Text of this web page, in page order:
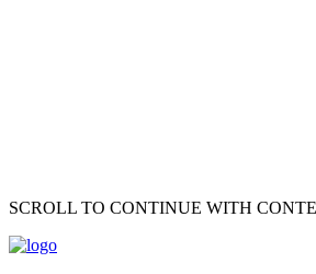
SCROLL TO CONTINUE WITH